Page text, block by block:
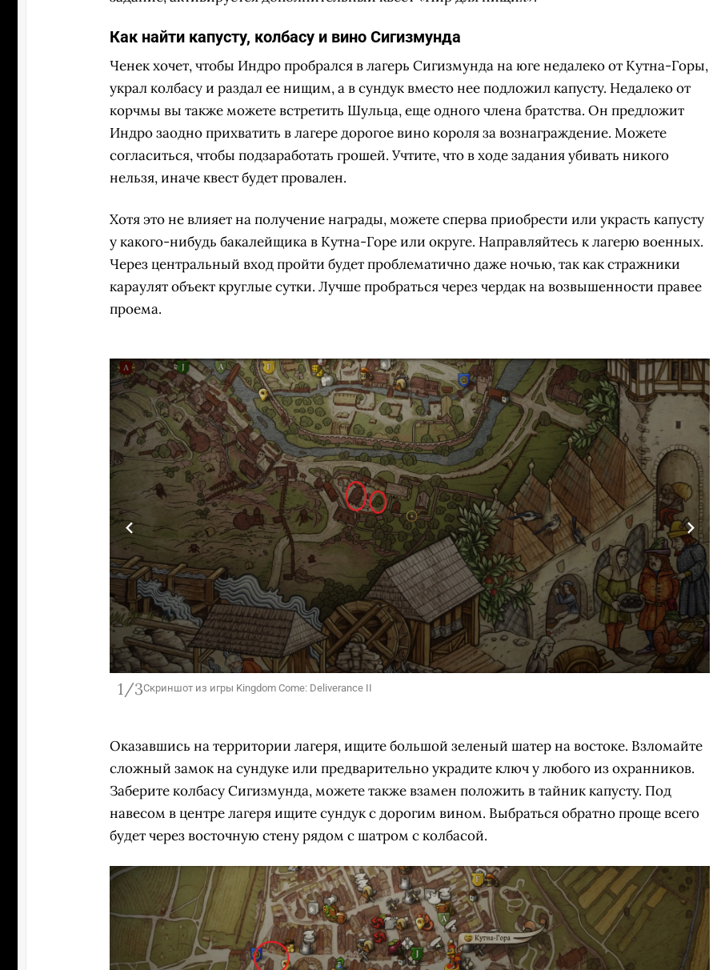
Как найти капусту, колбасу и вино Сигизмунда
Ченек хочет, чтобы Индро пробрался в лагерь Сигизмунда на юге недалеко от Кутна-Горы,
украл колбасу и раздал ее нищим, а в сундук вместо нее подложил капусту. Недалеко от
корчмы вы также можете встретить Шульца, еще одного члена братства. Он предложит
Индро заодно прихватить в лагере дорогое вино короля за вознаграждение. Можете
согласиться, чтобы подзаработать грошей. Учтите, что в ходе задания убивать никого
нельзя, иначе квест будет провален.
Хотя это не влияет на получение награды, можете сперва приобрести или украсть капусту
у какого-нибудь бакалейщика в Кутна-Горе или округе. Направляйтесь к лагерю военных.
Через центральный вход пройти будет проблематично даже ночью, так как стражники
караулят объект круглые сутки. Лучше пробраться через чердак на возвышенности правее
проема.
1/3Скриншот из игры Kingdom Come: Deliverance II
Оказавшись на территории лагеря, ищите большой зеленый шатер на востоке. Взломайте
сложный замок на сундуке или предварительно украдите ключ у любого из охранников.
Заберите колбасу Сигизмунда, можете также взамен положить в тайник капусту. Под
навесом в центре лагеря ищите сундук с дорогим вином. Выбраться обратно проще всего
будет через восточную стену рядом с шатром с колбасой.